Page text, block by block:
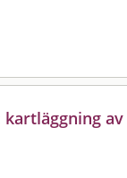
kartläggning av